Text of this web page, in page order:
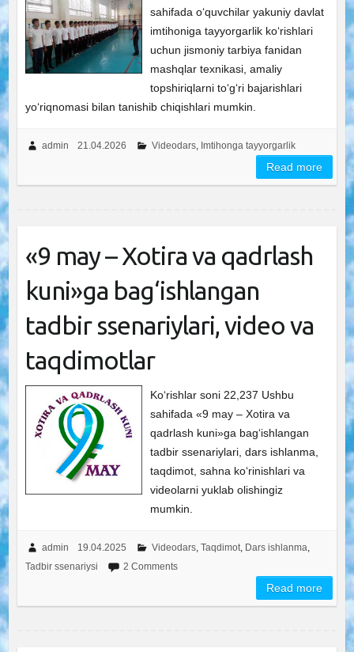
sahifada o‘quvchilar yakuniy davlat
imtihoniga tayyorgarlik ko‘rishlari
uchun jismoniy tarbiya fanidan
mashqlar texnikasi, amaliy
topshiriqlarni to‘g‘ri bajarishlari
yo‘riqnomasi bilan tanishib chiqishlari mumkin.
admin 21.04.2026 Videodars, Imtihonga tayyorgarlik
Read more
«9 may – Xotira va qadrlash
kuni»ga bag‘ishlangan
tadbir ssenariylari, video va
taqdimotlar
Ko‘rishlar soni 22,237 Ushbu
sahifada «9 may – Xotira va
qadrlash kuni»ga bag‘ishlangan
tadbir ssenariylari, dars ishlanma,
taqdimot, sahna ko‘rinishlari va
videolarni yuklab olishingiz
mumkin.
admin 19.04.2025 Videodars, Taqdimot, Dars ishlanma,
Tadbir ssenariysi
2 Comments
Read more